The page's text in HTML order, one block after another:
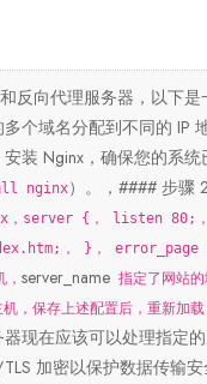
反向代理服务器，以下
个域名分配到不同的 IP
装 Nginx，确保您的系
nginx）。，#### 步骤
，server {， listen 80;
， }，
server_name 指定了网站
，保存上述配置后，重新加
现在应该可以处理指定
加密以保护数据传输